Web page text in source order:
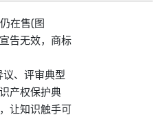
在售(图
告无效，商标
、评审典型
产权保护典
让知识触手可